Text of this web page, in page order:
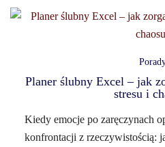
Planer ślubny Excel – jak
stresu i
Kiedy emocje po zaręczynach
konfrontacji z rzeczywistością: